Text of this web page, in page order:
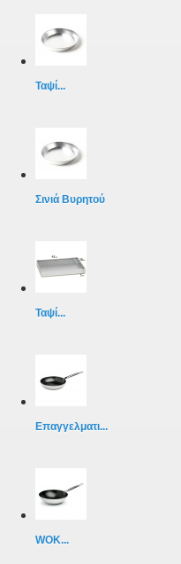
Ταψί...
Σινιά Βυρητού
Ταψί...
Επαγγελματι...
WOK...